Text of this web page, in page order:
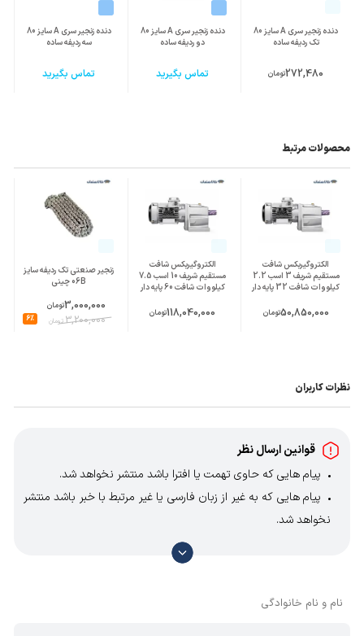
دنده زنجیر سری A سایز 80
تک ردیفه ساده
272,480تومان
دنده زنجیر سری A سایز 80
دو ردیفه ساده
تماس بگیرید
دنده زنجیر سری A سایز 80
سه ردیفه ساده
تماس بگیرید
محصولات مرتبط
الکتروگیربکس شافت
مستقیم شریف 3 اسب 2.2
کیلووات شافت 32 پایه دار
50,850,000تومان
الکتروگیربکس شافت
مستقیم شریف 10 اسب 7.5
کیلووات شافت 60 پایه دار
118,040,000تومان
زنجیر صنعتی تک ردیفه سایز
06B چینی
3,000,000تومان
3,200,000تومان 6%
نظرات کاربران
قوانین ارسال نظر
پیام هایی که حاوی تهمت یا افترا باشد منتشر نخواهد شد.
پیام هایی که به غیر از زبان فارسی یا غیر مرتبط با خبر باشد منتشر
نخواهد شد.
با توجه به آن که امکان موافقت یا مخالفت با محتوای نظرات
وجود دارد، معمولا نظراتی که محتوای مشابه دارند، انتشار نمی‌یابند
نام و نام خانوادگی